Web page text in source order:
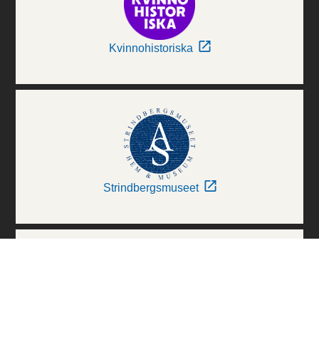
Kvinnohistoriska
Strindbergsmuseet